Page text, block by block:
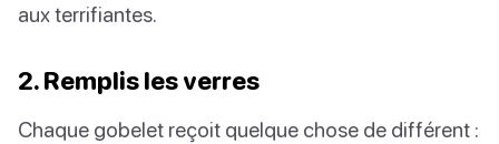
aux terrifiantes.
2. Remplis les verres
Chaque gobelet reçoit quelque chose de différent :